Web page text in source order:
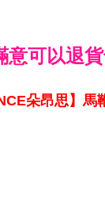
可以退
朵昂思】馬